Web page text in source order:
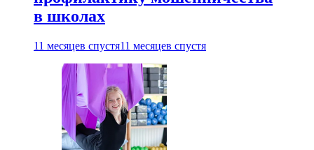
в школах
11 месяцев спустя11 месяцев спустя